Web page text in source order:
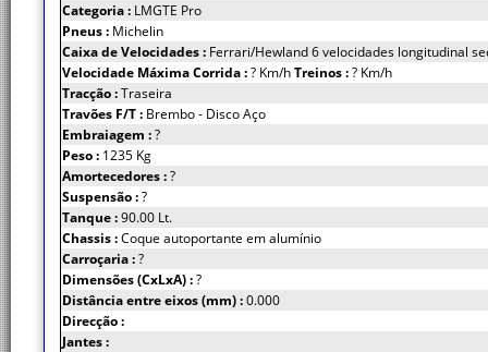
Categoria : LMGTE Pro
Pneus : Michelin
Caixa de Velocidades : Ferrari/Hewland 6 velocidades longitudinal
Velocidade Máxima Corrida :? Km/hTreinos :? Km/h
Tracção :Traseira
Travões F/T : Brembo - Disco Aço
Embraiagem :?
Peso : 1235 Kg
Amortecedores :?
Suspensão :?
Tanque :90.00 Lt.
Chassis :Coque autoportante em alumínio
Carroçaria :?
Dimensões (CxLxA) :?
Distância entre eixos (mm) :0.000
Direcção :
Jantes :